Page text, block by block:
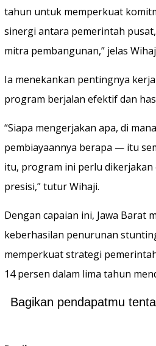
tahun untuk memperkuat
sinergi antara pemerintah
mitra pembangunan,” jelas
Ia menekankan pentingnya
program berjalan efektif dan
“Siapa mengerjakan apa, di
pembiayaannya berapa — itu
itu, program ini perlu dikerjakan
presisi,” tutur Wihaji.
Dengan capaian ini, Jawa Barat
keberhasilan penurunan
memperkuat strategi
14 persen dalam lima tahun
Bagikan pendapatmu